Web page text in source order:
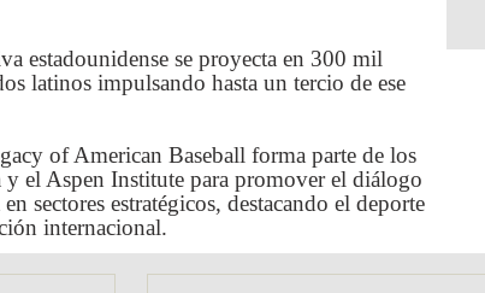
estadounidense se proyecta en 300 mil
latinos impulsando hasta un tercio de ese
of American Baseball forma parte de los
el Aspen Institute para promover el diálogo
sectores estratégicos, destacando el deporte
internacional.